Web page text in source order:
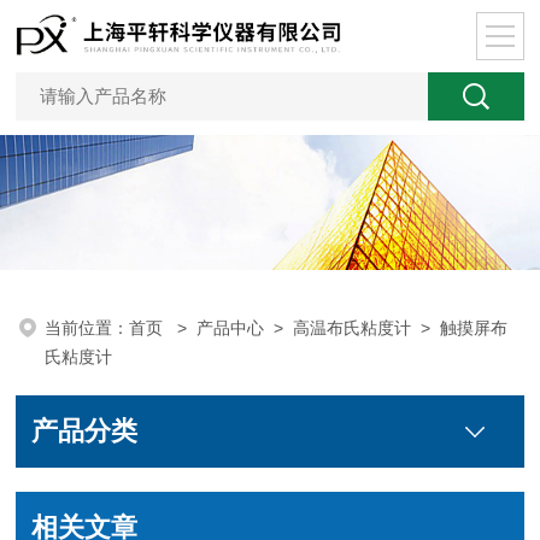
当前位置：首页 > 产品中心 >高温布氏粘度计 >触摸屏布
氏粘度计
产品分类
相关文章